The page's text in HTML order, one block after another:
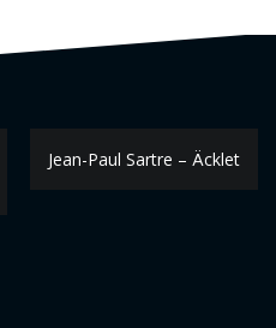
Jean-Paul Sartre – Äcklet